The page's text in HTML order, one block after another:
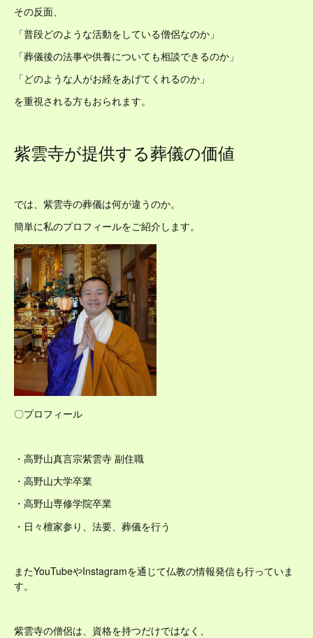
その反面、
「普段どのような活動をしている僧侶なのか」
「葬儀後の法事や供養についても相談できるのか」
「どのような人がお経をあげてくれるのか」
を重視される方もおられます。
紫雲寺が提供する葬儀の価値
では、紫雲寺の葬儀は何が違うのか。
簡単に私のプロフィールをご紹介します。
〇プロフィール
・高野山真言宗紫雲寺 副住職
・高野山大学卒業
・高野山専修学院卒業
・日々檀家参り、法要、葬儀を行う
またYouTubeやInstagramを通じて仏教の情報発信も行っていま
す。
紫雲寺の僧侶は、資格を持つだけではなく、